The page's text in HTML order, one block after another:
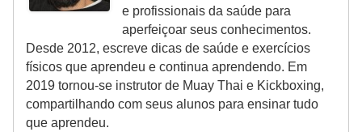
e profissionais da saúde para
aperfeiçoar seus conhecimentos.
Desde 2012, escreve dicas de saúde e exercícios
físicos que aprendeu e continua aprendendo. Em
2019 tornou-se instrutor de Muay Thai e Kickboxing,
compartilhando com seus alunos para ensinar tudo
que aprendeu.